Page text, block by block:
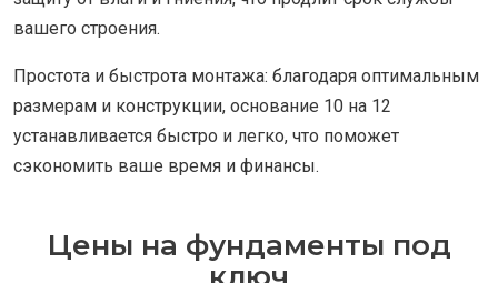
вашего строения.
Простота и быстрота монтажа: благодаря оптимальным
размерам и конструкции, основание 10 на 12
устанавливается быстро и легко, что поможет
сэкономить ваше время и финансы.
Цены на фундаменты под